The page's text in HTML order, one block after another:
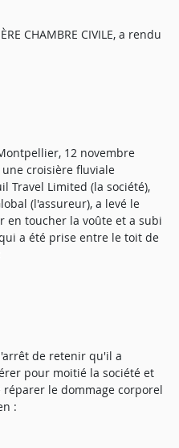
CHAMBRE CIVILE, a rendu
12 novembre
croisière fluviale
Travel Limited (la société),
(l'assureur), a levé le
en toucher la voûte et a subi
a été prise entre le toit de
de retenir qu'il a
pour moitié la société et
le dommage corporel
: